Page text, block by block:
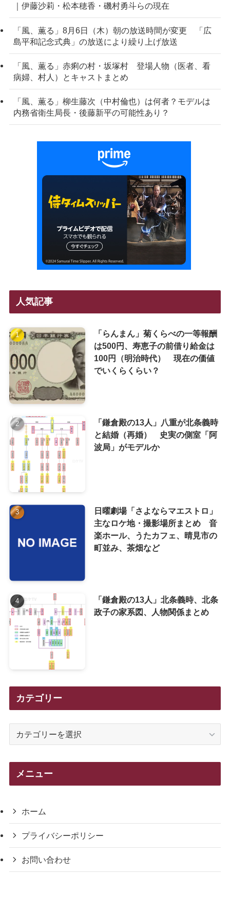
｜伊藤沙莉・松本穂香・磯村勇斗らの現在
「風、薫る」8月6日（木）朝の放送時間が変更 「広
島平和記念式典」の放送により繰り上げ放送
「風、薫る」赤痢の村・坂塚村 登場人物（医者、看
病婦、村人）とキャストまとめ
「風、薫る」柳生藤次（中村倫也）は何者？モデルは
内務省衛生局長・後藤新平の可能性あり？
人気記事
「らんまん」菊くらべの一等報酬
は500円、寿恵子の前借り給金は
100円（明治時代） 現在の価値
でいくらくらい？
「鎌倉殿の13人」八重が北条義時
と結婚（再婚） 史実の側室「阿
波局」がモデルか
日曜劇場「さよならマエストロ」
主なロケ地・撮影場所まとめ 音
楽ホール、うたカフェ、晴見市の
町並み、茶畑など
「鎌倉殿の13人」北条義時、北条
政子の家系図、人物関係まとめ
カテゴリー
メニュー
ホーム
プライバシーポリシー
お問い合わせ